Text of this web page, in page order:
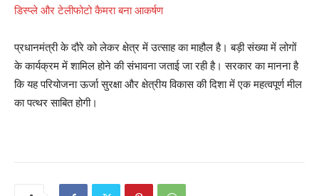
डिस्प्ले और टेलीफोटो कैमरा बना आकर्षण
प्रधानमंत्री के दौरे को लेकर क्षेत्र में उत्साह का माहौल है। बड़ी संख्या में लोगों
के कार्यक्रम में शामिल होने की संभावना जताई जा रही है। सरकार का मानना है
कि यह परियोजना ऊर्जा सुरक्षा और क्षेत्रीय विकास की दिशा में एक महत्वपूर्ण मील
का पत्थर साबित होगी।